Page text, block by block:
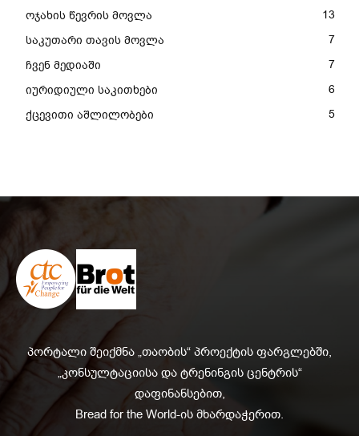
ოჯახის წევრის მოვლა
13
საკუთარი თავის მოვლა
7
ჩვენ მედიაში
7
იურიდიული საკითხები
6
ქცევითი აშლილობები
5
პორტალი შეიქმნა „თაობის“ პროექტის ფარგლებში,
„კონსულტაციისა და ტრენინგის ცენტრის“
დაფინანსებით,
Bread for the World-ის მხარდაჭერით.